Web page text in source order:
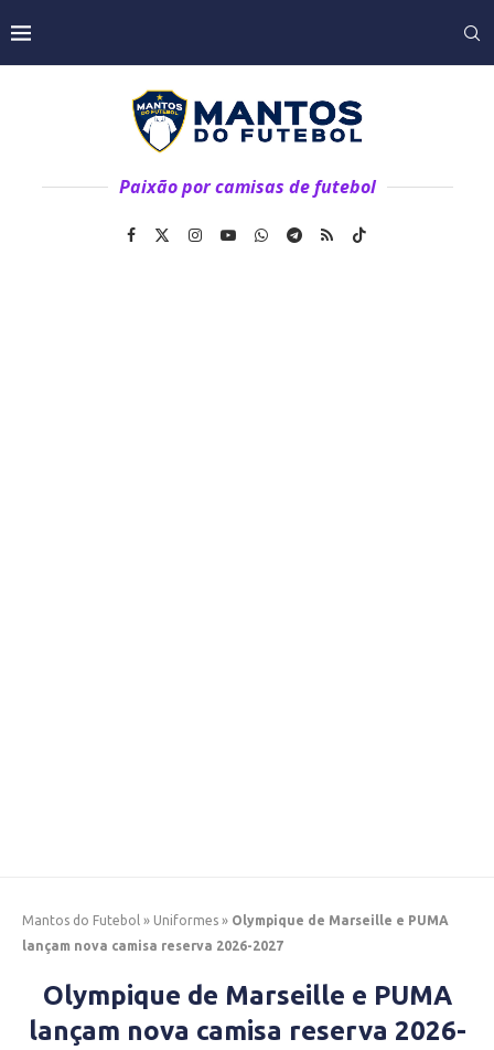
Paixão por camisas de futebol
Mantos do Futebol » Uniformes » Olympique de Marseille e PUMA
lançam nova camisa reserva 2026-2027
Olympique de Marseille e PUMA
lançam nova camisa reserva 2026-